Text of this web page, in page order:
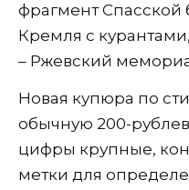
фрагмент
Кремля с
– Ржевский
Новая купюра по
обычную 200-
цифры крупные,
метки для